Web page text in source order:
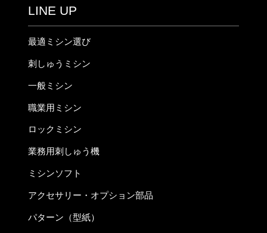
LINE UP
最適ミシン選び
刺しゅうミシン
一般ミシン
職業用ミシン
ロックミシン
業務用刺しゅう機
ミシンソフト
アクセサリー・オプション部品
パターン（型紙）